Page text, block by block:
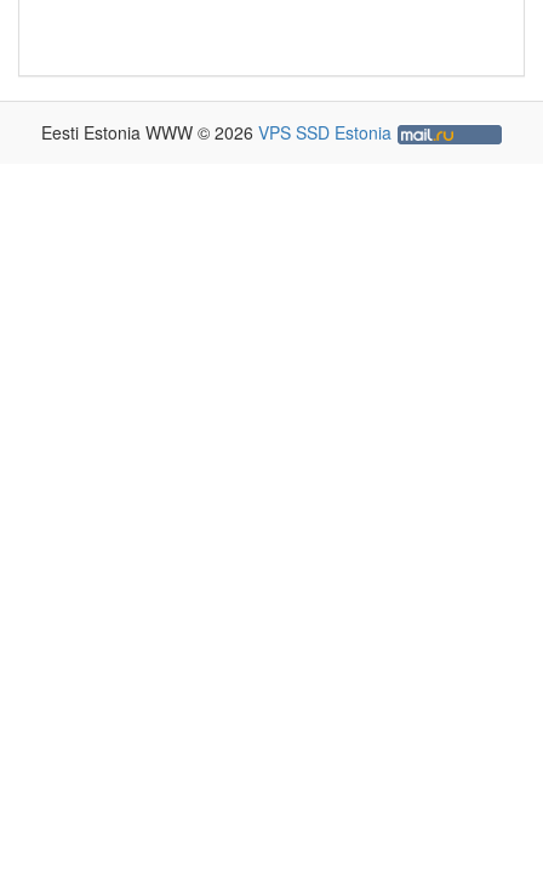
Eesti Estonia WWW © 2026 VPS SSD Estonia